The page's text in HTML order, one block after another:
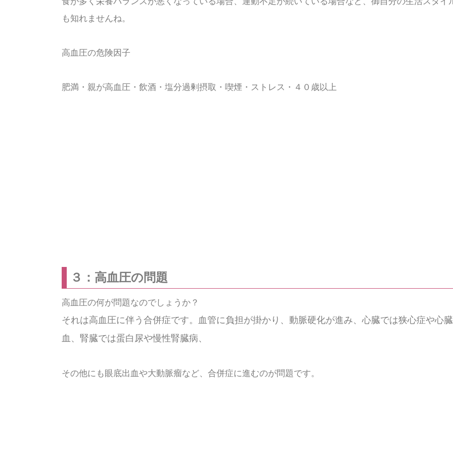
も知れませんね。
高血圧の危険因子
肥満・親が高血圧・飲酒・塩分過剰摂取・喫煙・ストレス・４０歳以上
３：高血圧の問題
高血圧の何が問題なのでしょうか？
それは高血圧に伴う合併症です。血管に負担が掛かり、動脈硬化が進み、心臓では狭心症や心
血、腎臓では蛋白尿や慢性腎臓病、
その他にも眼底出血や大動脈瘤など、合併症に進むのが問題です。